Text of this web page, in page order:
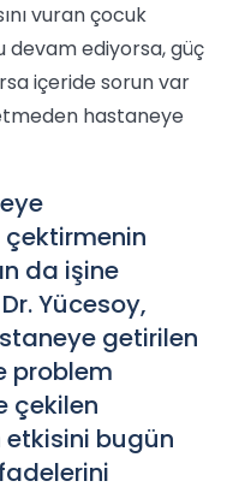
vuran çocuk
devam ediyorsa, güç
içeride sorun var
hastaneye
da işine
Yücesoy,
getirilen
problem
çekilen
bugün